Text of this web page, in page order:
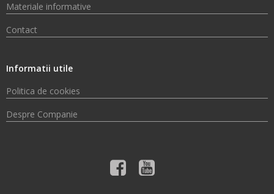
Materiale informative
Contact
Informatii utile
Politica de cookies
Despre Companie